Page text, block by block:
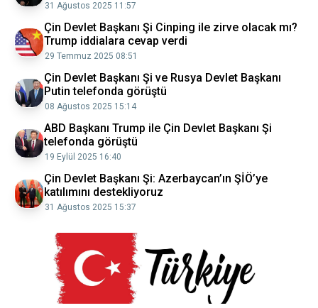
31 Ağustos 2025 11:57
Çin Devlet Başkanı Şi Cinping ile zirve olacak mı?
Trump iddialara cevap verdi
29 Temmuz 2025 08:51
Çin Devlet Başkanı Şi ve Rusya Devlet Başkanı
Putin telefonda görüştü
08 Ağustos 2025 15:14
ABD Başkanı Trump ile Çin Devlet Başkanı Şi
telefonda görüştü
19 Eylül 2025 16:40
Çin Devlet Başkanı Şi: Azerbaycan’ın ŞİÖ’ye
katılımını destekliyoruz
31 Ağustos 2025 15:37